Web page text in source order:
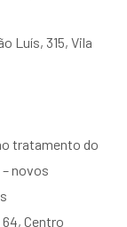
Luís, 315, Vila
tratamento do
novos
64, Centro